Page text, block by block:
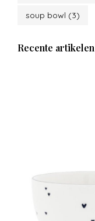
soup bowl (3)
Recente artikelen